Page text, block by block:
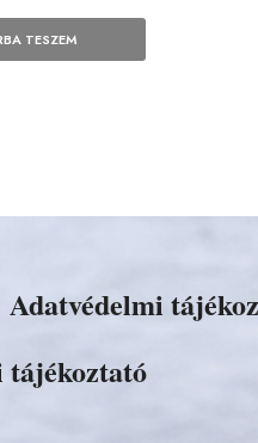
TESZEM
Adatvédelmi
tájékoztató